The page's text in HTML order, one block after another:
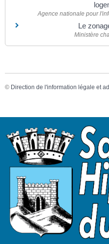
Agence nationale pour
Le
Ministère
© Direction de l'information légale et